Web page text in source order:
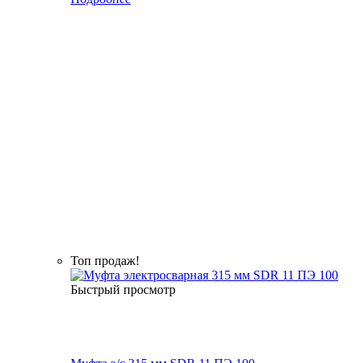
Топ продаж!
Быстрый просмотр